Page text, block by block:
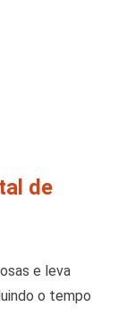
de
e leva
o tempo